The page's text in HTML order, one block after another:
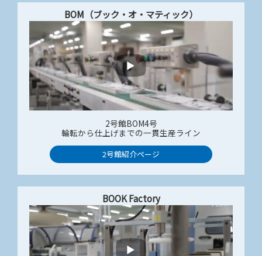
BOM（ブック・オ・マティック）​
2号館BOM4号
輪転から仕上げまでの一貫生産ライン​
2号館紹介ページ
BOOK Factory​